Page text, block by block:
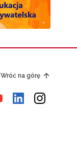
Wróć na górę